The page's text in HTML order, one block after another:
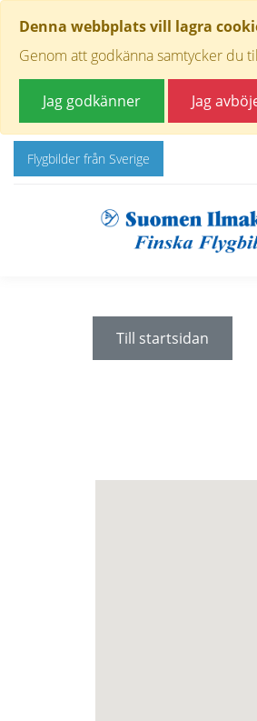
Denna webbplats vill lagra
Genom att godkänna samtycker du
Jag godkänner Jag
Flygbilder från Sverige
Till startsidan